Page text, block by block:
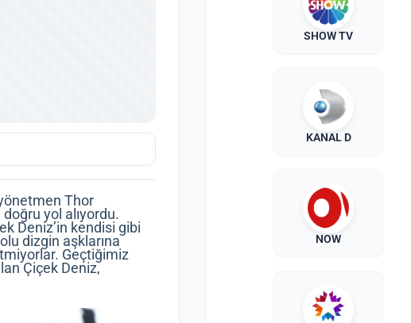
Thor
yol alıyordu.
Deniz’in kendisi gibi
dizgin aşklarına
Geçtiğimiz
Çiçek Deniz,
SHOW TV
KANAL D
NOW